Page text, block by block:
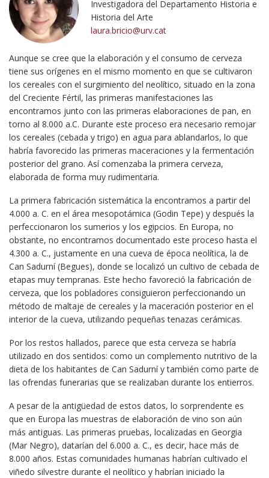
Investigadora del Departamento Historia e
Historia del Arte
laura.bricio@urv.cat
Aunque se cree que la elaboración y el consumo de cerveza
tiene sus orígenes en el mismo momento en que se cultivaron
los cereales con el surgimiento del neolítico, situado en la zona
del Creciente Fértil, las primeras manifestaciones las
encontramos junto con las primeras elaboraciones de pan, en
torno al 8.000 a.C. Durante este proceso era necesario remojar
los cereales (cebada y trigo) en agua para ablandarlos, lo que
habría favorecido las primeras maceraciones y la fermentación
posterior del grano. Así comenzaba la primera cerveza,
elaborada de forma muy rudimentaria.
La primera fabricación sistemática la encontramos a partir del
4.000 a. C. en el área mesopotámica (Godin Tepe) y después la
perfeccionaron los sumerios y los egipcios. En Europa, no
obstante, no encontramos documentado este proceso hasta el
4.300 a. C., justamente en una cueva de época neolítica, la de
Can Sadurní (Begues), donde se localizó un cultivo de cebada de
etapas muy tempranas. Este hecho favoreció la fabricación de
cerveza, que los pobladores consiguieron perfeccionando un
método de maltaje de cereales y la maceración posterior en el
interior de la cueva, utilizando pequeñas tenazas cerámicas.
Por los restos hallados, parece que esta cerveza se habría
utilizado en dos sentidos: como un complemento nutritivo de la
dieta de los habitantes de Can Sadurní y también como parte de
las ofrendas funerarias que se realizaban durante los entierros.
A pesar de la antigüedad de estos datos, lo sorprendente es
que en Europa las muestras de elaboración de vino son aún
más antiguas. Las primeras pruebas, localizadas en Georgia
(Mar Negro), datarían del 6.000 a. C., es decir, hace más de
8.000 años. Estas comunidades humanas habrían cultivado el
viñedo silvestre durante el neolítico y habrían iniciado la